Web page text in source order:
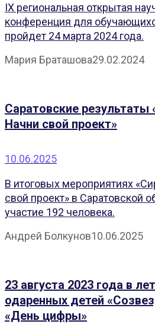
IX региональная открытая
конференция для
пройдет 24 марта 2024 года.
Мария Браташова29.02.2024
Саратовские результаты
Начни свой проект»
10.06.2025
В итоговых мероприятиях
свой проект» в Саратовской
участие 192 человека.
Андрей Болкунов10.06.2025
23 августа 2023 года в
одаренных детей
«День цифры»